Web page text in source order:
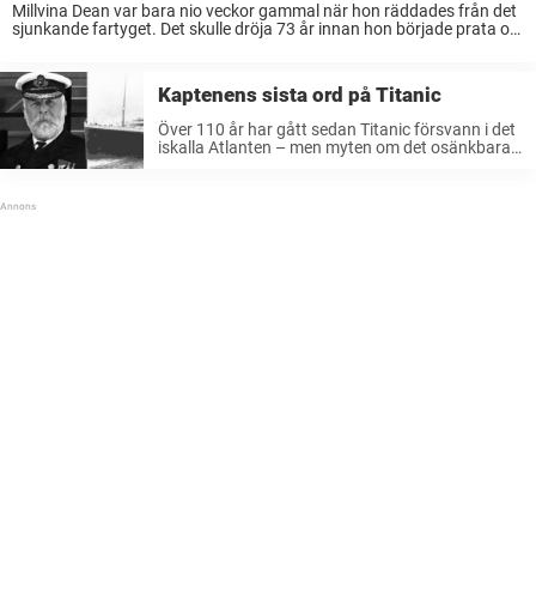
Millvina Dean var bara nio veckor gammal när hon räddades från det
sjunkande fartyget. Det skulle dröja 73 år innan hon började prata om
Kaptenens sista ord på Titanic
Över 110 år har gått sedan Titanic försvann i det
iskalla Atlanten – men myten om det osänkbara